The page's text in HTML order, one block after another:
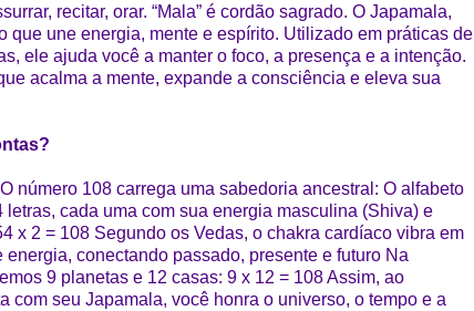
recitar, orar. “Mala” é cordão sagrado. O Japamala,
que une energia, mente e espírito. Utilizado em práticas de
ele ajuda você a manter o foco, a presença e a intenção.
acalma a mente, expande a consciência e eleva sua
número 108 carrega uma sabedoria ancestral: O alfabeto
letras, cada uma com sua energia masculina (Shiva) e
x 2 = 108 Segundo os Vedas, o chakra cardíaco vibra em
energia, conectando passado, presente e futuro Na
9 planetas e 12 casas: 9 x 12 = 108 Assim, ao
com seu Japamala, você honra o universo, o tempo e a